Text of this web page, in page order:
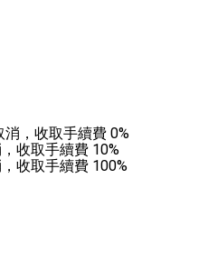
消，收取手續費 0%
收取手續費 10%
收取手續費 100%